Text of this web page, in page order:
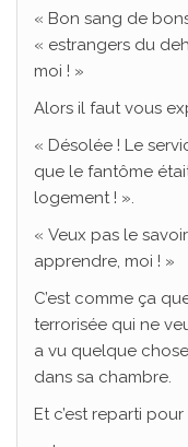
« Bon sang de
« estrangers du
moi ! »
Alors il faut vous
« Désolée ! Le
que le fantôme
logement ! ».
« Veux pas le
apprendre, moi ! »
C’est comme ça
terrorisée qui ne
a vu quelque
dans sa chambre.
Et c’est reparti